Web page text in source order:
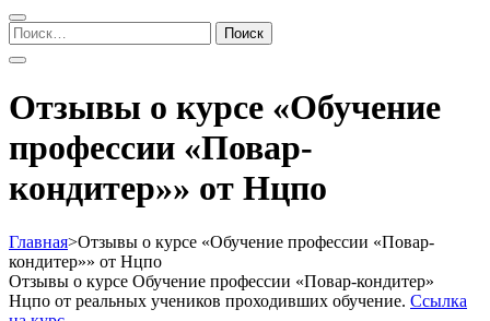
Найти:
Отзывы о курсе «Обучение
профессии «Повар-
кондитер»» от Нцпо
Главная>Отзывы о курсе «Обучение профессии «Повар-
кондитер»» от Нцпо
Отзывы о курсе Обучение профессии «Повар-кондитер»
Нцпо от реальных учеников проходивших обучение. Ссылка